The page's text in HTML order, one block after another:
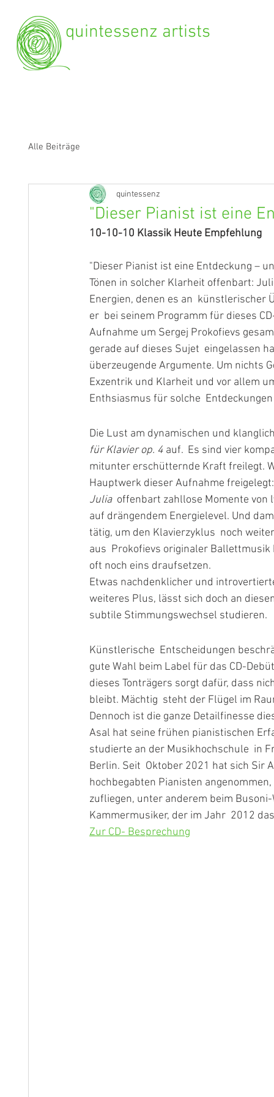
quintessenz artists
Alle Beiträge
"Dieser Pianist ist eine
quintessenz
10-10-10 Klassik Heute Empfehlung
"Dieser Pianist ist eine Entdeckung –
Tönen in solcher Klarheit offenbart:
Energien, denen es an  künstlerischer
er  bei seinem Programm für dieses
Aufnahme um Sergej Prokofievs
gerade auf dieses Sujet  eingelassen
überzeugende Argumente. Um nichts
Exzentrik und Klarheit und vor allem
Enthsiasmus für solche
Die Lust am dynamischen und
für Klavier op. 4 auf.  Es sind vier
mitunter erschütternde Kraft freilegt.
Hauptwerk dieser Aufnahme
Julia
offenbart zahllose Momente von
auf drängendem Energielevel. Und
tätig, um den Klavierzyklus  noch
aus  Prokofievs originaler Ballettmusik
oft noch eins draufsetzen.
Etwas nachdenklicher und
weiteres Plus, lässt sich doch an
subtile Stimmungswechsel studieren.
Künstlerische  Entscheidungen
gute Wahl beim Label für das CD-
dieses Tonträgers sorgt dafür, dass
bleibt. Mächtig  steht der Flügel im
Dennoch ist die ganze Detailfinesse
Asal hat seine frühen pianistischen
studierte an der Musikhochschule  in
Berlin. Seit  Oktober 2021 hat sich Sir
hochbegabten Pianisten
zufliegen, unter anderem beim
Kammermusiker, der im Jahr  2012
Zur CD- Besprechung